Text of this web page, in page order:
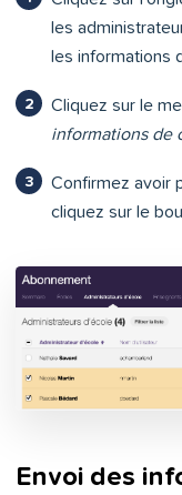
les
les informations
Cliquez sur le
informations de
Confirmez avoir
cliquez sur le
Envoi des